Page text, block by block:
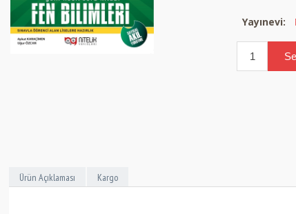
Yayınevi:
Ürün Açıklaması Kargo